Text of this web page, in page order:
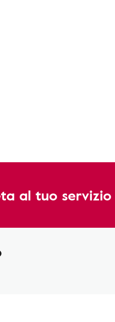
al tuo servizio